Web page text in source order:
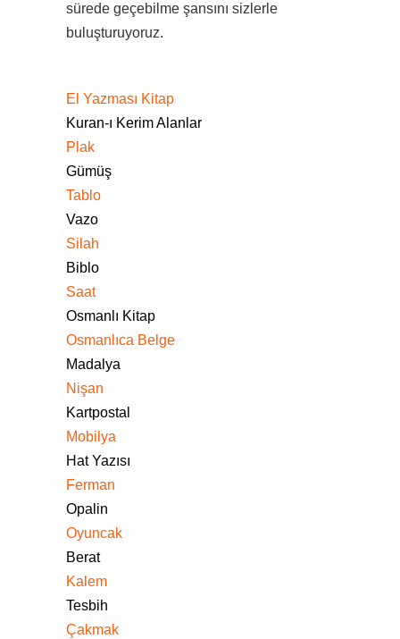
sürede geçebilme şansını sizlerle
buluşturuyoruz.
El Yazması Kitap
Kuran-ı Kerim Alanlar
Plak
Gümüş
Tablo
Vazo
Silah
Biblo
Saat
Osmanlı Kitap
Osmanlıca Belge
Madalya
Nişan
Kartpostal
Mobilya
Hat Yazısı
Ferman
Opalin
Oyuncak
Berat
Kalem
Tesbih
Çakmak